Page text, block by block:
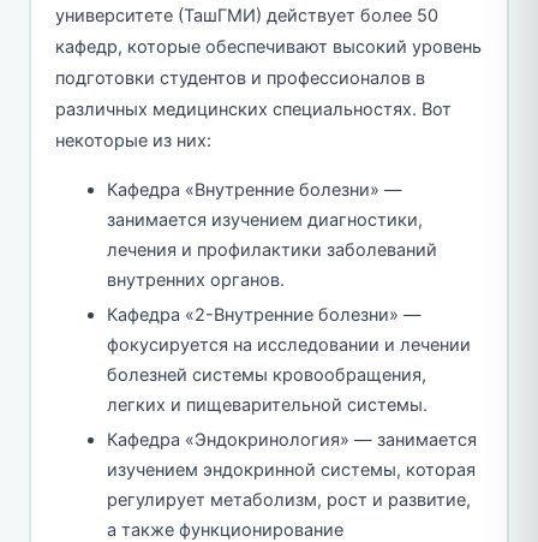
университете (ТашГМИ) действует более 50
кафедр, которые обеспечивают высокий уровень
подготовки студентов и профессионалов в
различных медицинских специальностях. Вот
некоторые из них:
Кафедра «Внутренние болезни» —
занимается изучением диагностики,
лечения и профилактики заболеваний
внутренних органов.
Кафедра «2-Внутренние болезни» —
фокусируется на исследовании и лечении
болезней системы кровообращения,
легких и пищеварительной системы.
Кафедра «Эндокринология» — занимается
изучением эндокринной системы, которая
регулирует метаболизм, рост и развитие,
а также функционирование